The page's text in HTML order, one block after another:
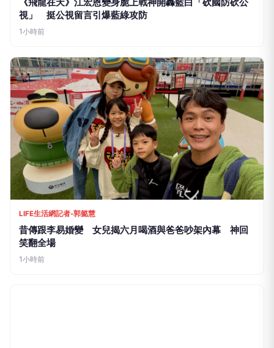
《飛龍在天》江宏恩變身脆上戰神開轟藍白「砍國防砍公
視」 挺公視留言引爆藍綠攻防
1小時前
LIFE生活網記者-郭懿慧
昔傳跟李易婚變 女兒揭六月喝酒與爸爸吵架內幕 神回
笑翻全場
1小時前